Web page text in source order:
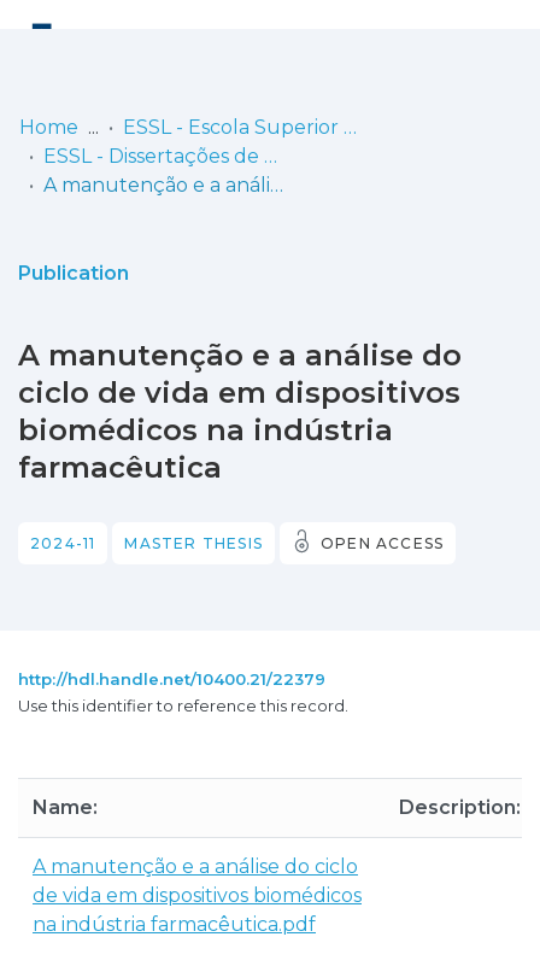
Communities
Statistics
Home
ESSL - Escola Superior de Saúde de Lisboa
ESSL - Dissertações de Mestrado
A manutenção e a análise do ciclo de vida em dispositivos biomédicos na indústria farmacêutica
Publication
A manutenção e a análise do
ciclo de vida em dispositivos
biomédicos na indústria
farmacêutica
2024-11 MASTER THESIS OPEN ACCESS
http://hdl.handle.net/10400.21/22379
Use this identifier to reference this record.
Name: Description:
A manutenção e a análise do ciclo
de vida em dispositivos biomédicos
na indústria farmacêutica.pdf